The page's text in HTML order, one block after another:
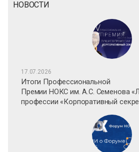
НОВОСТИ
17.07.2026
Итоги Профессиональной
Премии НОКС им. А.С. Семенова
профессии «Корпоративный